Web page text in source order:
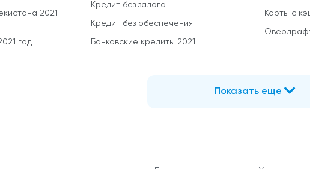
2021
год
Кредит без залога
Кредит без обеспечения
Банковские кредиты 2021
Карты с
Показать еще